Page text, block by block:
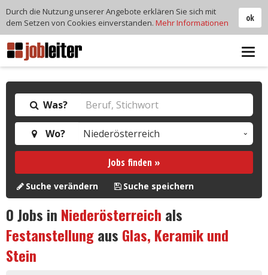
Was?
Wo?
Jobs finden »
Suche verändern Suche speichern
0Jobs in Niederösterreich als
Festanstellungaus Glas, Keramik und
Stein
ok
Durch die Nutzung unserer Angebote erklären Sie sich mit
dem Setzen von Cookies einverstanden. Mehr Informationen